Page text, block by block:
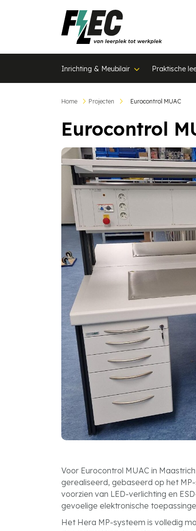
Inrichting & Meubilair Praktische
Home Projecten Eurocontrol MUAC
Eurocontrol
Voor Eurocontrol MUAC in
gerealiseerd, gebaseerd op het
voorzien van LED-verlichting en
gevoelige elektronische
Het Hera MP-systeem is volledig